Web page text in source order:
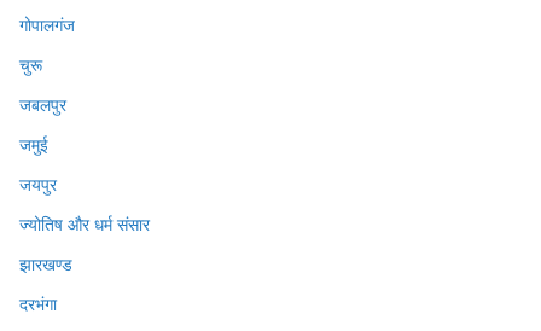
गोपालगंज
चुरू
जबलपुर
जमुई
जयपुर
ज्योतिष और धर्म संसार
झारखण्ड
दरभंगा